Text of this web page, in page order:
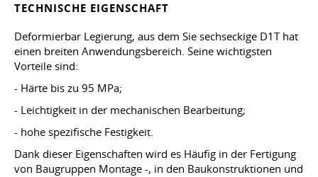
TECHNISCHE EIGENSCHAFT
Deformierbar Legierung, aus dem Sie sechseckige D1T hat
einen breiten Anwendungsbereich. Seine wichtigsten
Vorteile sind:
- Härte bis zu 95 MPa;
- Leichtigkeit in der mechanischen Bearbeitung;
- hohe spezifische Festigkeit.
Dank dieser Eigenschaften wird es Häufig in der Fertigung
von Baugruppen Montage -, in den Baukonstruktionen und